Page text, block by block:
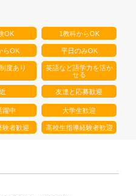
OK 1教科からOK
らOK 平日のみOK
度あり
英語など語学力を活か
せる
友達と応募歓迎
躍中 大学生歓迎
験者歓迎 高校生指導経験者歓迎